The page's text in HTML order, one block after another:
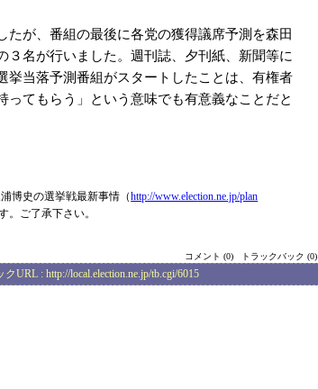
たが、番組の最後に各党の獲得議席予測を森田
３名が行いました。週刊誌、夕刊紙、新聞等に
挙当落予測番組がスタートしたことは、有権者
ってもらう」という意味でも有意義なことだと
博史の選挙戦最新事情（http://www.election.ne.jp/plan
。ご了承下さい。
コメント (0) トラックバック (0)
クURL : http://local.election.ne.jp/tb.cgi/6015